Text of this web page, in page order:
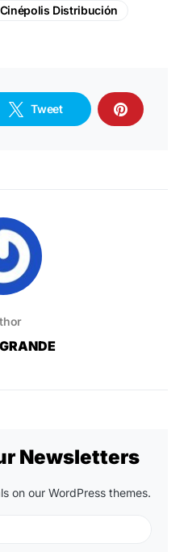
Cinépolis Distribución
Tweet
Newsletters
on our WordPress themes.